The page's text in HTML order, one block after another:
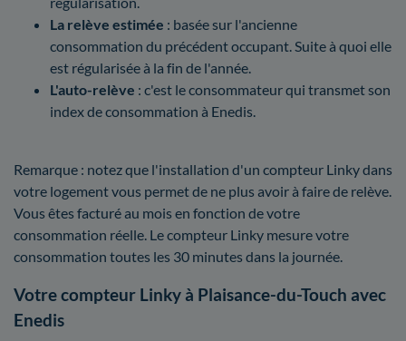
La relève estimée : basée sur l'ancienne
consommation du précédent occupant. Suite à quoi elle
est régularisée à la fin de l'année.
L'auto-relève : c'est le consommateur qui transmet son
index de consommation à Enedis.
Remarque : notez que l'installation d'un compteur Linky dans
votre logement vous permet de ne plus avoir à faire de relève.
Vous êtes facturé au mois en fonction de votre
consommation réelle. Le compteur Linky mesure votre
consommation toutes les 30 minutes dans la journée.
Votre compteur Linky à Plaisance-du-Touch avec
Enedis